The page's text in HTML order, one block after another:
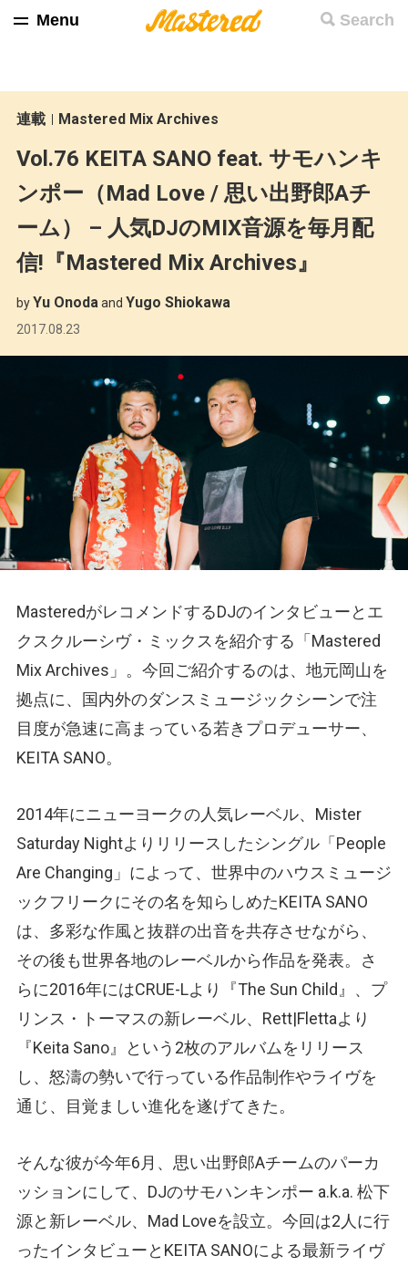
Search
Menu
連載 Mastered Mix Archives
Vol.76 KEITA SANO feat. サモハンキ
ンポー（Mad Love / 思い出野郎Aチ
ーム） – 人気DJのMIX音源を毎月配
信!『Mastered Mix Archives』
byYu Onodaand Yugo Shiokawa
2017.08.23
MasteredがレコメンドするDJのインタビューとエ
クスクルーシヴ・ミックスを紹介する「Mastered
Mix Archives」。今回ご紹介するのは、地元岡山を
拠点に、国内外のダンスミュージックシーンで注
目度が急速に高まっている若きプロデューサー、
KEITA SANO。
2014年にニューヨークの人気レーベル、Mister
Saturday Nightよりリリースしたシングル「People
Are Changing」によって、世界中のハウスミュージ
ックフリークにその名を知らしめたKEITA SANO
は、多彩な作風と抜群の出音を共存させながら、
その後も世界各地のレーベルから作品を発表。さ
らに2016年にはCRUE-Lより『The Sun Child』、プ
リンス・トーマスの新レーベル、Rett|Flettaより
『Keita Sano』という2枚のアルバムをリリース
し、怒濤の勢いで行っている作品制作やライヴを
通じ、目覚ましい進化を遂げてきた。
そんな彼が今年6月、思い出野郎Aチームのパーカ
ッションにして、DJのサモハンキンポー a.k.a. 松下
源と新レーベル、Mad Loveを設立。今回は2人に行
ったインタビューとKEITA SANOによる最新ライヴ